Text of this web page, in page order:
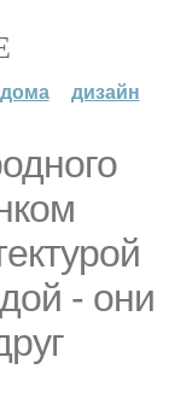
дизайн
- они